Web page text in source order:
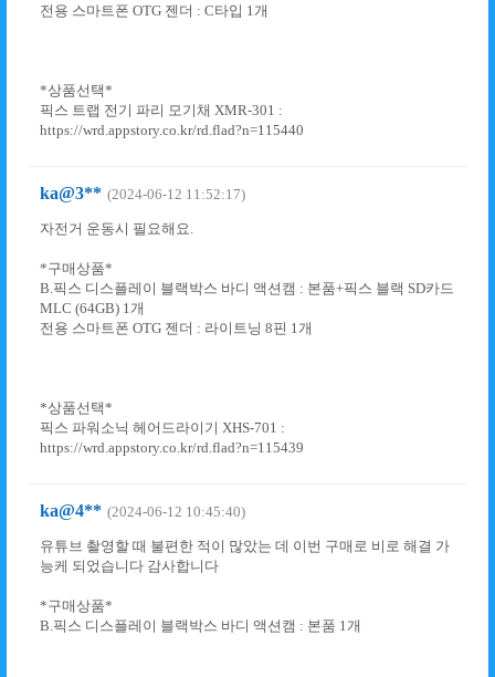
전용 스마트폰 OTG 젠더 : C타입 1개
*상품선택*
픽스 트랩 전기 파리 모기채 XMR-301 :
https://wrd.appstory.co.kr/rd.flad?n=115440
ka@3** (2024-06-12 11:52:17)
자전거 운동시 필요해요.
*구매상품*
B.픽스 디스플레이 블랙박스 바디 액션캠 : 본품+픽스 블랙 SD카드
MLC (64GB) 1개
전용 스마트폰 OTG 젠더 : 라이트닝 8핀 1개
*상품선택*
픽스 파워소닉 헤어드라이기 XHS-701 :
https://wrd.appstory.co.kr/rd.flad?n=115439
ka@4** (2024-06-12 10:45:40)
유튜브 촬영할 때 불편한 적이 많았는 데 이번 구매로 비로 해결 가
능케 되었습니다 감사합니다
*구매상품*
B.픽스 디스플레이 블랙박스 바디 액션캠 : 본품 1개